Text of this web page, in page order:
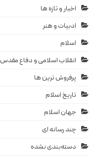
اخبار و تازه ها
ادبیات و هنر
اسلام
انقلاب اسلامی و دفاع مقدس
پرفروش ترین ها
تاریخ اسلام
جهان اسلام
چند رسانه ای
دسته‌بندی نشده